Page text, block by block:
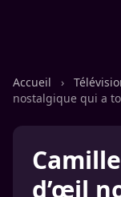
Accueil ›
nostalgique qui a
d’œil